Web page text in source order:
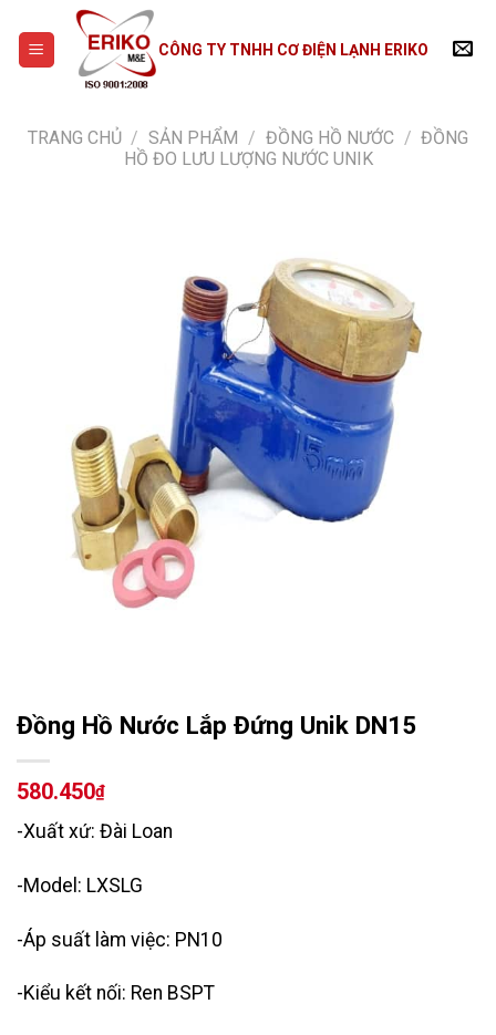
content
CÔNG TY TNHH CƠ ĐIỆN LẠNH ERIKO
TRANG CHỦ / SẢN PHẨM / ĐỒNG HỒ NƯỚC / ĐỒNG
HỒ ĐO LƯU LƯỢNG NƯỚC UNIK
Đồng Hồ Nước Lắp Đứng Unik DN15
580.450₫
-Xuất xứ: Đài Loan
-Model: LXSLG
-Áp suất làm việc: PN10
-Kiểu kết nối: Ren BSPT